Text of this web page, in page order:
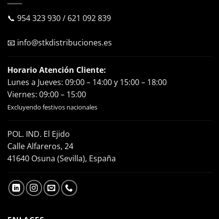
📞 954 323 930/ 621 092 839
📧 info@stkdistribuciones.es
Horario Atención Cliente:
Lunes a Jueves: 09:00 – 14:00 y 15:00 – 18:00
Viernes: 09:00 – 15:00
Excluyendo festivos nacionales
POL. IND. El Ejido
Calle Alfareros, 24
41640 Osuna (Sevilla), España